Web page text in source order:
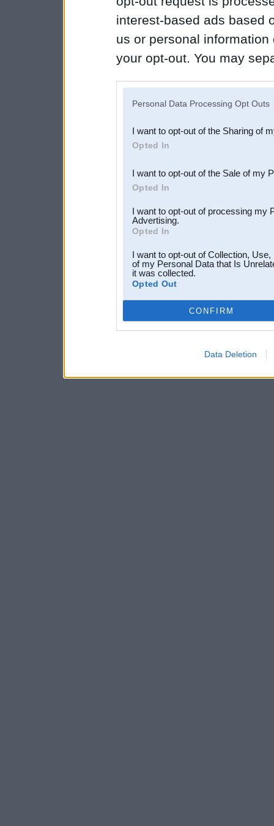
interest-based ads based
us or personal
your opt-out. You may
Downstream Participants
third parties.
Personal Data Processing Opt Outs
I want to opt-out of the Sharing of
Opted In
I want to opt-out of the Sale of my
Opted In
I want to opt-out of processing my
Advertising.
Opted In
I want to opt-out of Collection,
of my Personal Data that Is
it was collected.
Opted Out
CONFIRM
Data Deletion